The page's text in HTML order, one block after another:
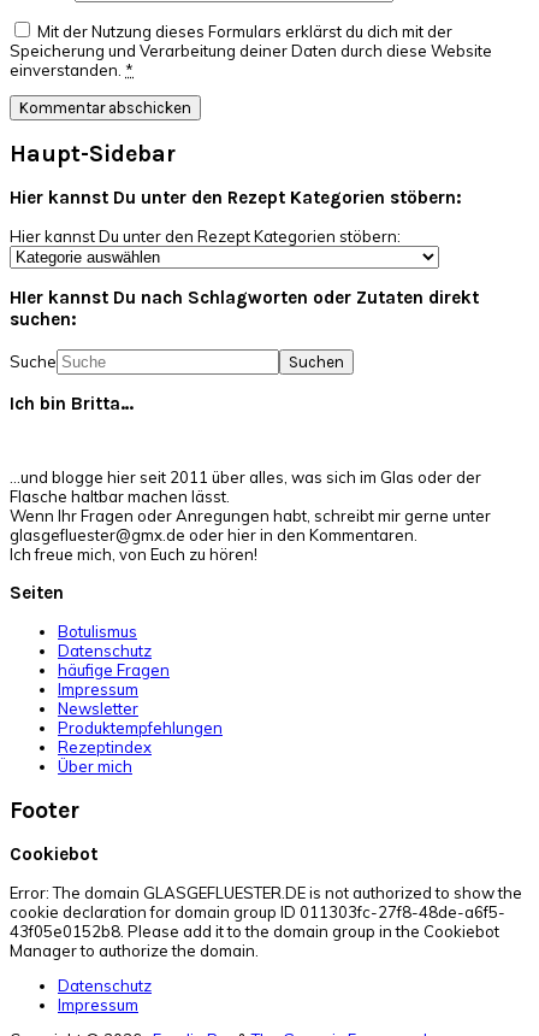
Mit der Nutzung dieses Formulars erklärst du dich mit der
Speicherung und Verarbeitung deiner Daten durch diese Website
einverstanden. *
Haupt-Sidebar
Hier kannst Du unter den Rezept Kategorien stöbern:
Hier kannst Du unter den Rezept Kategorien stöbern:
HIer kannst Du nach Schlagworten oder Zutaten direkt
suchen:
Suche
Ich bin Britta…
…und blogge hier seit 2011 über alles, was sich im Glas oder der
Flasche haltbar machen lässt.
Wenn Ihr Fragen oder Anregungen habt, schreibt mir gerne unter
glasgefluester@gmx.de oder hier in den Kommentaren.
Ich freue mich, von Euch zu hören!
Seiten
Botulismus
Datenschutz
häufige Fragen
Impressum
Newsletter
Produktempfehlungen
Rezeptindex
Über mich
Footer
Cookiebot
Error: The domain GLASGEFLUESTER.DE is not authorized to show the
cookie declaration for domain group ID 011303fc-27f8-48de-a6f5-
43f05e0152b8. Please add it to the domain group in the Cookiebot
Manager to authorize the domain.
Datenschutz
Impressum